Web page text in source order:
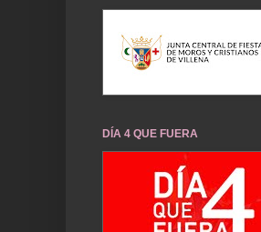
DÍA 4 QUE FUERA